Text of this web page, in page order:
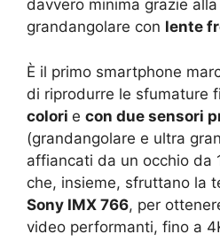
davvero minima grazie
grandangolare con lente
È il primo smartphone
di riprodurre le sfumature
colori e con due sensori
(grandangolare e ultra
affiancati da un occhio da
che, insieme, sfruttano la
Sony IMX 766, per
video performanti, fino a